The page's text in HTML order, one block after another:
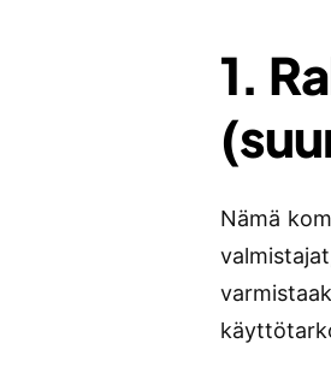
1.
Nämä